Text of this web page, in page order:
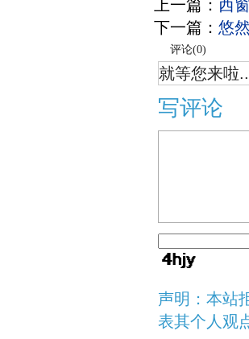
上一篇： 西
下一篇： 悠
评论(0)
就等您来啦
写评论
声明：本站
表其个人观